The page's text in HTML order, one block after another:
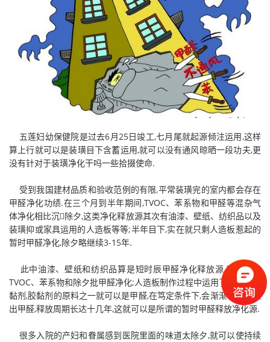
五莲妇幼保健院是过去6月25日竣工,七月尾就起源倾注运用,这样
算上行就可以是装璜目下含蓄运用,就可以没有通风晾晒一段功夫,更
没有针对于装璜净化干吗一些拾掇使命.
受到我国建材品质和验收范例的有限,平常装璜完的室内都会存在
甲醛净化功绩.在三个月到半年期间,TVOC、苯系物和甲醛等混杂气
体净化相比沉除夕,这类净化释放源其次有油漆、壁纸、纺织品以及
装璜抑或家具运用的人造板等等;半年目下,实在就只剩人造板惹起的
暂时甲醛净化,除夕略继续3-15年.
此中油漆、壁纸和纺织品算是短时辰甲醛净化释放源,其次释放
TVOC、苯系物和除夕批甲醛净化;人造板制作过程中运用了少数的胶
黏剂,胶黏剂的原料之一就可以是甲醛,在笃定条件下,会渐渐合并释放
出甲醛,释放周期长达十几年,这就可以是所谓的暂时甲醛释放净化源.
很多入院的产妇和眷属感到医院里面的味道太除夕,就可以使持续